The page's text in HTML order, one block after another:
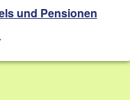
und Pensionen